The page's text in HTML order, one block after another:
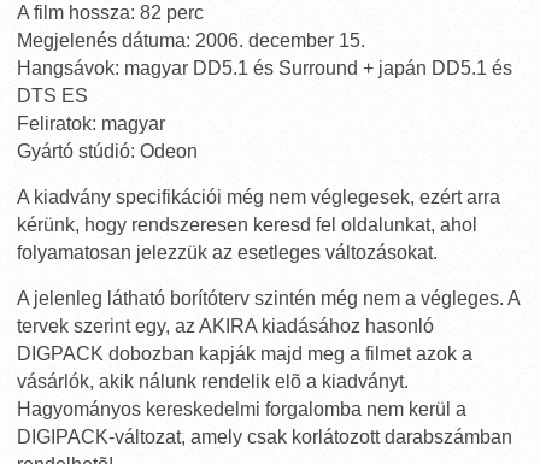
A film hossza: 82 perc
Megjelenés dátuma: 2006. december 15.
Hangsávok: magyar DD5.1 és Surround + japán DD5.1 és
DTS ES
Feliratok: magyar
Gyártó stúdió: Odeon
A kiadvány specifikációi még nem véglegesek, ezért arra
kérünk, hogy rendszeresen keresd fel oldalunkat, ahol
folyamatosan jelezzük az esetleges változásokat.
A jelenleg látható borítóterv szintén még nem a végleges. A
tervek szerint egy, az AKIRA kiadásához hasonló
DIGPACK dobozban kapják majd meg a filmet azok a
vásárlók, akik nálunk rendelik elõ a kiadványt.
Hagyományos kereskedelmi forgalomba nem kerül a
DIGIPACK-változat, amely csak korlátozott darabszámban